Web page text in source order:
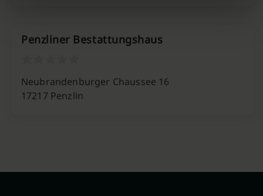
Penzliner Bestattungshaus
Neubrandenburger Chaussee 16
17217 Penzlin